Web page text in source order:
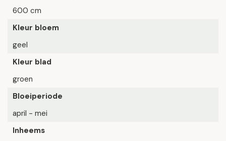
600 cm
Kleur bloem
geel
Kleur blad
groen
Bloeiperiode
april - mei
Inheems